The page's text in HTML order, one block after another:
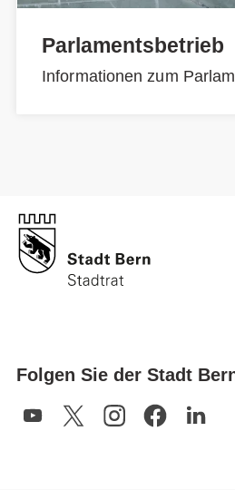
Parlamentsbetrieb
Informationen zum
Folgen Sie der Stadt